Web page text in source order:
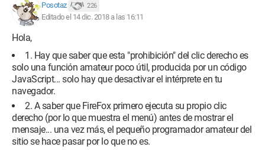
Posotaz 226
Editado el 14 dic. 2018 a las 16:11
Hola,
1. Hay que saber que esta "prohibición" del clic derecho es
solo una función amateur poco útil, producida por un código
JavaScript... solo hay que desactivar el intérprete en tu
navegador.
2. A saber que FireFox primero ejecuta su propio clic
derecho (por lo que muestra el menú) antes de mostrar el
mensaje... una vez más, el pequeño programador amateur del
sitio se hace pasar por lo que no es.